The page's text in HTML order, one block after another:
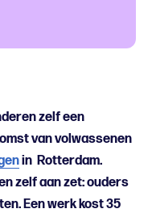
zelf een
van volwassenen
in Rotterdam.
zelf aan zet: ouders
Een werk kost 35